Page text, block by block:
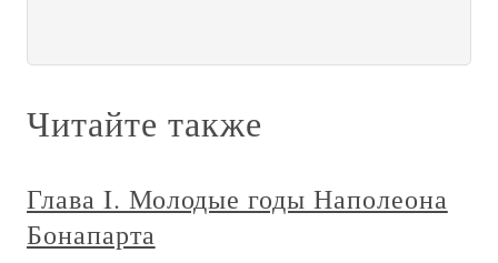
Читайте также
Глава I. Молодые годы Наполеона
Бонапарта